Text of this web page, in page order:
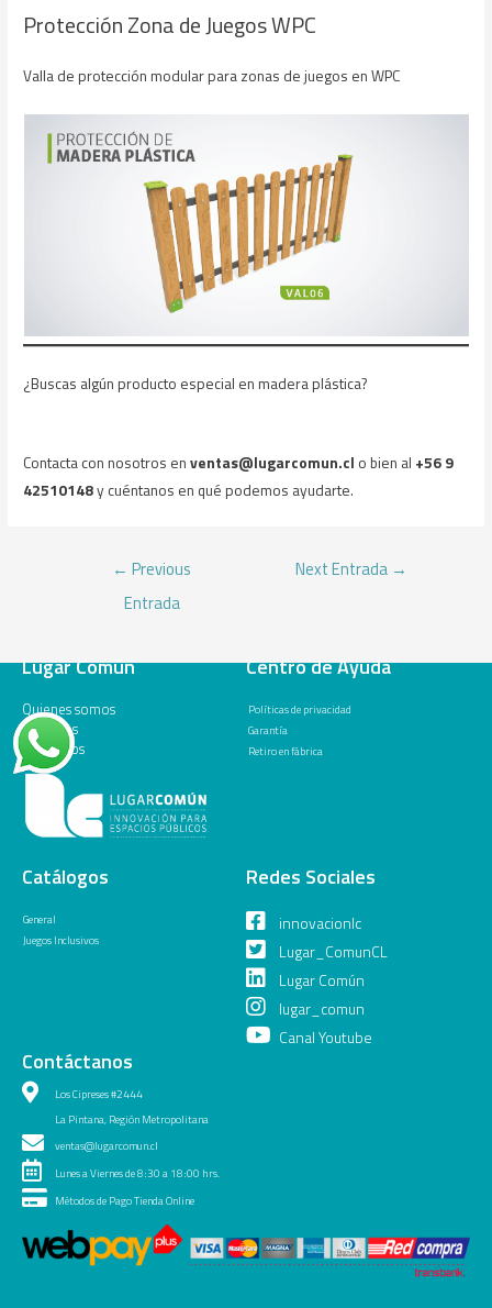
Protección Zona de Juegos WPC
Valla de protección modular para zonas de juegos en WPC
¿Buscas algún producto especial en madera plástica?
Contacta con nosotros enventas@lugarcomun.cl o bien al +56 9
42510148y cuéntanos en qué podemos ayudarte.
← Previous
Entrada
Next Entrada →
Lugar Común
Quienes somos
Servicios
Productos
Centro de Ayuda
Políticas de privacidad
Garantía
Retiro en fábrica
Catálogos
General
Juegos Inclusivos
Redes Sociales
innovacionlc
Lugar_ComunCL
Lugar Común
lugar_comun
Canal Youtube
Contáctanos
Los Cipreses #2444
La Pintana, Región Metropolitana
ventas@lugarcomun.cl
Lunes a Viernes de 8:30 a 18:00 hrs.
Métodos de Pago Tienda Online